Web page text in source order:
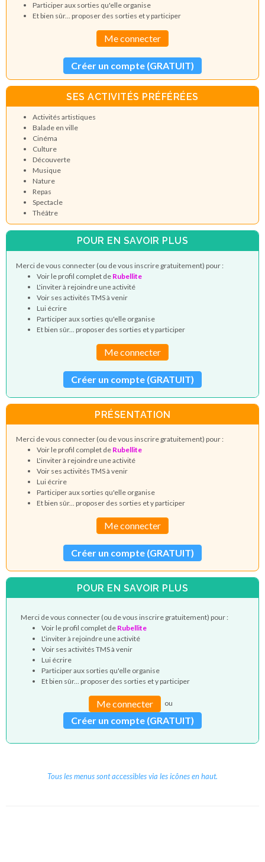
Participer aux sorties qu'elle organise
Et bien sûr... proposer des sorties et y participer
Me connecter
Créer un compte (GRATUIT)
SES ACTIVITÉS PRÉFÉRÉES
Activités artistiques
Balade en ville
Cinéma
Culture
Découverte
Musique
Nature
Repas
Spectacle
Théâtre
POUR EN SAVOIR PLUS
Merci de vous connecter (ou de vous inscrire gratuitement) pour :
Voir le profil complet de Rubellite
L'inviter à rejoindre une activité
Voir ses activités TMS à venir
Lui écrire
Participer aux sorties qu'elle organise
Et bien sûr... proposer des sorties et y participer
Me connecter
Créer un compte (GRATUIT)
PRÉSENTATION
Merci de vous connecter (ou de vous inscrire gratuitement) pour :
Voir le profil complet de Rubellite
L'inviter à rejoindre une activité
Voir ses activités TMS à venir
Lui écrire
Participer aux sorties qu'elle organise
Et bien sûr... proposer des sorties et y participer
Me connecter
Créer un compte (GRATUIT)
POUR EN SAVOIR PLUS
Merci de vous connecter (ou de vous inscrire gratuitement) pour :
Voir le profil complet de Rubellite
L'inviter à rejoindre une activité
Voir ses activités TMS à venir
Lui écrire
Participer aux sorties qu'elle organise
Et bien sûr... proposer des sorties et y participer
Me connecter ou
Créer un compte (GRATUIT)
Tous les menus sont accessibles via les icônes en haut.